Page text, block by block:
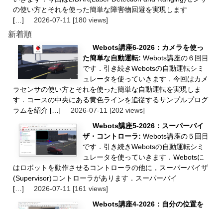
の使い方とそれを使った簡単な障害物回避を実現します
[…]
2026-07-11 [180 views]
新着順
Webots講座6-2026：カメラを使っ
た簡単な自動運転: Webots講座の６回目
です．引き続きWebotsの自動運転シミ
ュレータを使っていきます．今回はカメ
ラセンサの使い方とそれを使った簡単な自動運転を実現しま
す．コースの中央にある黄色ラインを追従するサンプルプログ
ラムを紹介 […]
2026-07-11 [202 views]
Webots講座5-2026：スーパーバイ
ザ・コントローラ: Webots講座の５回目
です．引き続きWebotsの自動運転シミ
ュレータを使っていきます．Webotsに
はロボットを動作させるコントローラの他に，スーパーバイザ
(Supervisor)コントローラがあります．スーパーバイ
[…]
2026-07-11 [161 views]
Webots講座4-2026：自分の位置を